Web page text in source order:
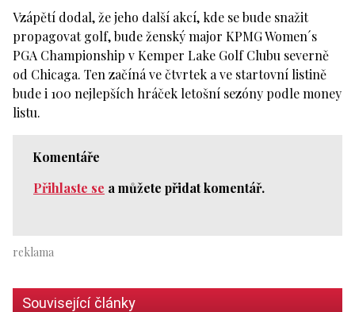
Vzápětí dodal, že jeho další akcí, kde se bude snažit
propagovat golf, bude ženský major KPMG Women´s
PGA Championship v Kemper Lake Golf Clubu severně
od Chicaga. Ten začíná ve čtvrtek a ve startovní listině
bude i 100 nejlepších hráček letošní sezóny podle money
listu.
Komentáře
Přihlaste se a můžete přidat komentář.
Související články